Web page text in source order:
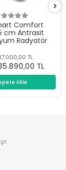
Comfort
cm Antrasit
Radyatör
TL
TL
Ekle